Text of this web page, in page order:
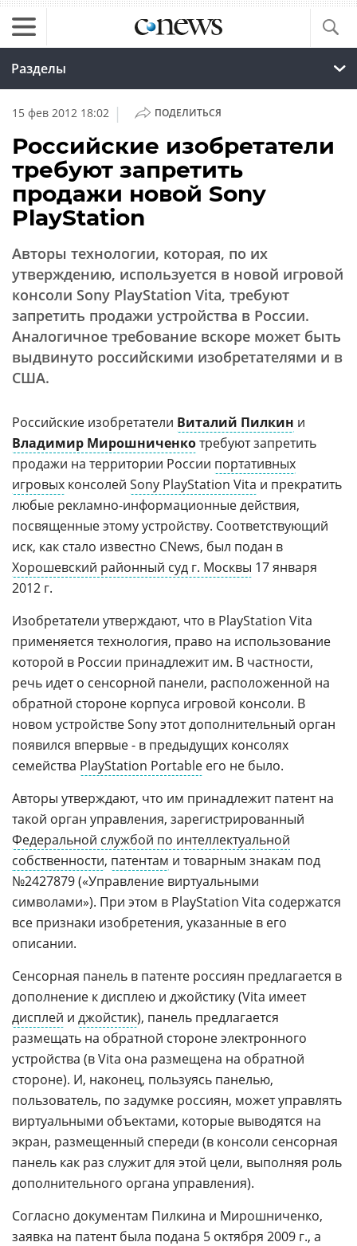
Разделы
15 фев 2012 18:02 | ПОДЕЛИТЬСЯ
Российские изобретатели
требуют запретить
продажи новой Sony
PlayStation
Авторы технологии, которая, по их
утверждению, используется в новой игровой
консоли Sony PlayStation Vita, требуют
запретить продажи устройства в России.
Аналогичное требование вскоре может быть
выдвинуто российскими изобретателями и в
США.
Российские изобретатели Виталий Пилкин и
Владимир Мирошниченкотребуют запретить
продажи на территории России портативных
игровых консолей Sony PlayStation Vita и прекратить
любые рекламно-информационные действия,
посвященные этому устройству. Соответствующий
иск, как стало известно CNews, был подан в
Хорошевский районный суд г. Москвы 17 января
2012 г.
Изобретатели утверждают, что в PlayStation Vita
применяется технология, право на использование
которой в России принадлежит им. В частности,
речь идет о сенсорной панели, расположенной на
обратной стороне корпуса игровой консоли. В
новом устройстве Sony этот дополнительный орган
появился впервые - в предыдущих консолях
семейства PlayStation Portable его не было.
Авторы утверждают, что им принадлежит патент на
такой орган управления, зарегистрированный
Федеральной службой по интеллектуальной
собственности, патентам и товарным знакам под
№2427879 («Управление виртуальными
символами»). При этом в PlayStation Vita содержатся
все признаки изобретения, указанные в его
описании.
Сенсорная панель в патенте россиян предлагается в
дополнение к дисплею и джойстику (Vita имеет
дисплей и джойстик), панель предлагается
размещать на обратной стороне электронного
устройства (в Vita она размещена на обратной
стороне). И, наконец, пользуясь панелью,
пользователь, по задумке россиян, может управлять
виртуальными объектами, которые выводятся на
экран, размещенный спереди (в консоли сенсорная
панель как раз служит для этой цели, выполняя роль
дополнительного органа управления).
Согласно документам Пилкина и Мирошниченко,
заявка на патент была подана 5 октября 2009 г., а